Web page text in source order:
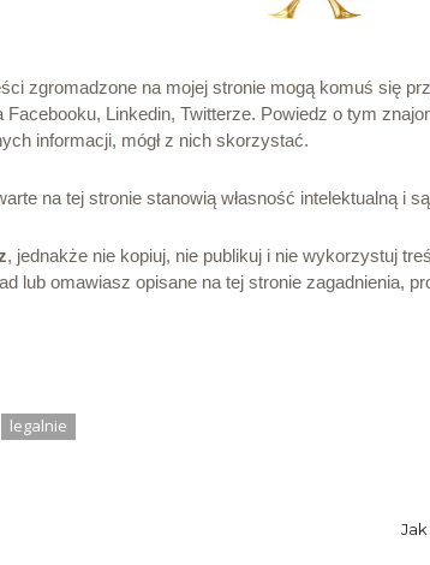
zgromadzone na mojej stronie mogą komuś się
Facebooku, Linkedin, Twitterze. Powiedz o tym
informacji, mógł z nich skorzystać.
na tej stronie stanowią własność intelektualną i
, jednakże nie kopiuj, nie publikuj i nie wykorzystuj
lub omawiasz opisane na tej stronie zagadnienia,
legalnie